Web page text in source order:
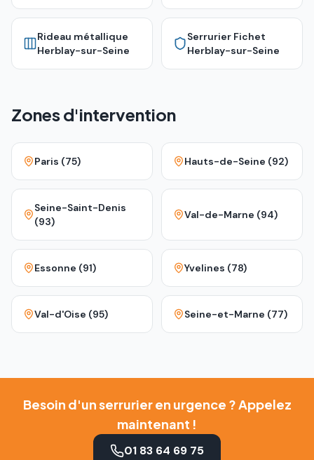
Rideau métallique
Herblay-sur-Seine
Serrurier Fichet
Herblay-sur-Seine
Zones d'intervention
Paris (75) Hauts-de-Seine (92)
Seine-Saint-Denis
(93)
Val-de-Marne (94)
Essonne (91) Yvelines (78)
Val-d'Oise (95) Seine-et-Marne (77)
Besoin d'un serrurier en urgence ? Appelez
maintenant !
01 83 64 69 75